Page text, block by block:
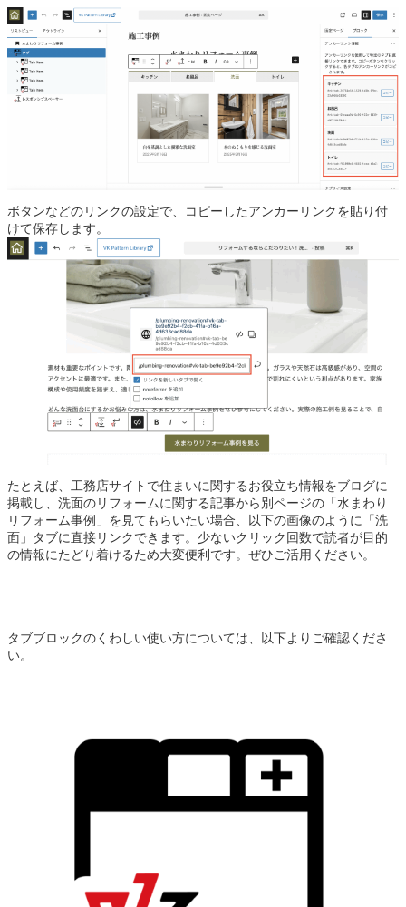
ボタンなどのリンクの設定で、コピーしたアンカーリンクを貼り付
けて保存します。
たとえば、工務店サイトで住まいに関するお役立ち情報をブログに
掲載し、洗面のリフォームに関する記事から別ページの「水まわり
リフォーム事例」を見てもらいたい場合、以下の画像のように「洗
面」タブに直接リンクできます。少ないクリック回数で読者が目的
の情報にたどり着けるため大変便利です。ぜひご活用ください。
タブブロックのくわしい使い方については、以下よりご確認くださ
い。